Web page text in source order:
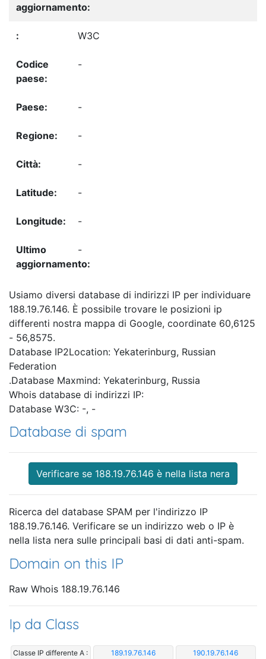
W3C
-
-
-
-
-
-
-
Usiamo diversi database di indirizzi IP per individuare
188.19.76.146. È possibile trovare le posizioni ip
differenti nostra mappa di Google, coordinate 60,6125
- 56,8575.
Database IP2Location: Yekaterinburg, Russian
Federation
.Database Maxmind: Yekaterinburg, Russia
Whois database di indirizzi IP:
Database W3C: -, -
Database di spam
Verificare se 188.19.76.146 è nella lista nera
Ricerca del database SPAM per l'indirizzo IP
188.19.76.146. Verificare se un indirizzo web o IP è
nella lista nera sulle principali basi di dati anti-spam.
Domain on this IP
Raw Whois 188.19.76.146
Ip da Class
Classe IP differente A : 189.19.76.146 190.19.76.146